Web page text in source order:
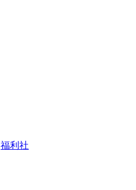
福利社